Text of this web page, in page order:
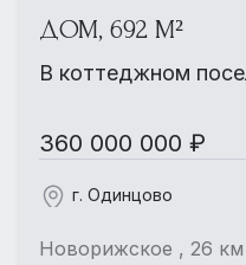
ДОМ, 692 М²
В коттеджном
360 000 000 ₽
г. Одинцово
Новорижское , 26